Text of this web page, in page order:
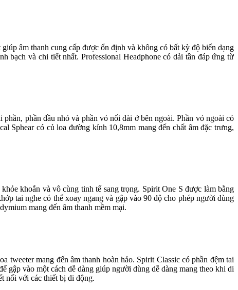
âm thanh cung cấp được ổn định và không có bất kỳ độ biến dạng
bạch và chi tiết nhất. Professional Headphone có dải tần đáp ứng từ
phần đầu nhỏ và phần vỏ nối dài ở bên ngoài. Phần vỏ ngoài có
Sphear có củ loa đường kính 10,8mm mang đến chất âm đặc trưng,
khoắn và vô cùng tinh tế sang trọng. Spirit One S được làm bằng
tai nghe có thể xoay ngang và gập vào 90 độ cho phép người dùng
mang đến âm thanh mềm mại.
tweeter mang đến âm thanh hoàn hảo. Spirit Classic có phần đệm tai
gập vào một cách dễ dàng giúp người dùng dễ dàng mang theo khi di
nối với các thiết bị di động.